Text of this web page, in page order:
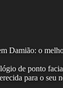
Damião: o
de ponto
para o seu